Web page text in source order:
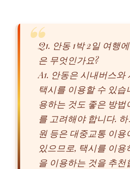
Q1. 안동 1박 2일 여행
은 무엇인가요?
A1. 안동은 시내버스와
택시를 이용할 수 있습
용하는 것도 좋은 방법
를 고려해야 합니다.
원 등은 대중교통 이용
있으므로, 택시를 이
을 이용하는 것을 추천